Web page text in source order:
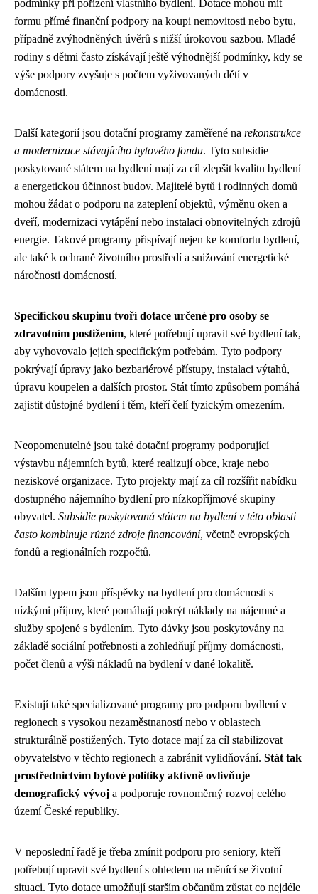
podmínky při pořízení vlastního bydlení. Dotace mohou mít
formu přímé finanční podpory na koupi nemovitosti nebo bytu,
případně zvýhodněných úvěrů s nižší úrokovou sazbou. Mladé
rodiny s dětmi často získávají ještě výhodnější podmínky, kdy se
výše podpory zvyšuje s počtem vyživovaných dětí v
domácnosti.
Další kategorií jsou dotační programy zaměřené na rekonstrukce
a modernizace stávajícího bytového fondu. Tyto subsidie
poskytované státem na bydlení mají za cíl zlepšit kvalitu bydlení
a energetickou účinnost budov. Majitelé bytů i rodinných domů
mohou žádat o podporu na zateplení objektů, výměnu oken a
dveří, modernizaci vytápění nebo instalaci obnovitelných zdrojů
energie. Takové programy přispívají nejen ke komfortu bydlení,
ale také k ochraně životního prostředí a snižování energetické
náročnosti domácností.
Specifickou skupinu tvoří dotace určené pro osoby se
zdravotním postižením, které potřebují upravit své bydlení tak,
aby vyhovovalo jejich specifickým potřebám. Tyto podpory
pokrývají úpravy jako bezbariérové přístupy, instalaci výtahů,
úpravu koupelen a dalších prostor. Stát tímto způsobem pomáhá
zajistit důstojné bydlení i těm, kteří čelí fyzickým omezením.
Neopomenutelné jsou také dotační programy podporující
výstavbu nájemních bytů, které realizují obce, kraje nebo
neziskové organizace. Tyto projekty mají za cíl rozšířit nabídku
dostupného nájemního bydlení pro nízkopříjmové skupiny
obyvatel. Subsidie poskytovaná státem na bydlení v této oblasti
často kombinuje různé zdroje financování, včetně evropských
fondů a regionálních rozpočtů.
Dalším typem jsou příspěvky na bydlení pro domácnosti s
nízkými příjmy, které pomáhají pokrýt náklady na nájemné a
služby spojené s bydlením. Tyto dávky jsou poskytovány na
základě sociální potřebnosti a zohledňují příjmy domácnosti,
počet členů a výši nákladů na bydlení v dané lokalitě.
Existují také specializované programy pro podporu bydlení v
regionech s vysokou nezaměstnaností nebo v oblastech
strukturálně postižených. Tyto dotace mají za cíl stabilizovat
obyvatelstvo v těchto regionech a zabránit vylidňování. Stát tak
prostřednictvím bytové politiky aktivně ovlivňuje
demografický vývoj a podporuje rovnoměrný rozvoj celého
území České republiky.
V neposlední řadě je třeba zmínit podporu pro seniory, kteří
potřebují upravit své bydlení s ohledem na měnící se životní
situaci. Tyto dotace umožňují starším občanům zůstat co nejdéle